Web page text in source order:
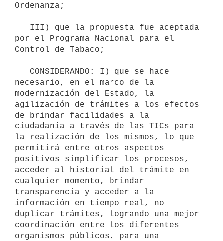
Ordenanza;
por el Programa Nacional para el
Control de Tabaco;
necesario, en el marco de la
modernización del Estado, la
agilización de trámites a los efectos
de brindar facilidades a la
ciudadanía a través de las TICs para
la realización de los mismos, lo que
permitirá entre otros aspectos
positivos simplificar los procesos,
acceder al historial del trámite en
cualquier momento, brindar
transparencia y acceder a la
información en tiempo real, no
duplicar trámites, logrando una mejor
coordinación entre los diferentes
organismos públicos, para una